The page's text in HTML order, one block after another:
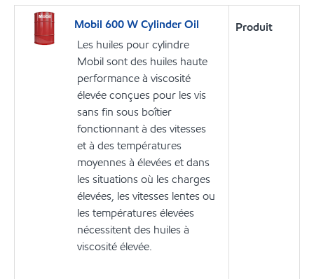
Mobil 600 W Cylinder Oil
Les huiles pour cylindre
Mobil sont des huiles haute
performance à viscosité
élevée conçues pour les vis
sans fin sous boîtier
fonctionnant à des vitesses
et à des températures
moyennes à élevées et dans
les situations où les charges
élevées, les vitesses lentes ou
les températures élevées
nécessitent des huiles à
viscosité élevée.
Produit